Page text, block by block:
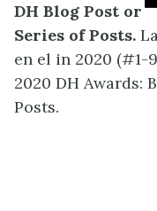
DH Blog Post or
Series of Posts.
en el in 2020 (#1-
2020 DH Awards:
Posts.